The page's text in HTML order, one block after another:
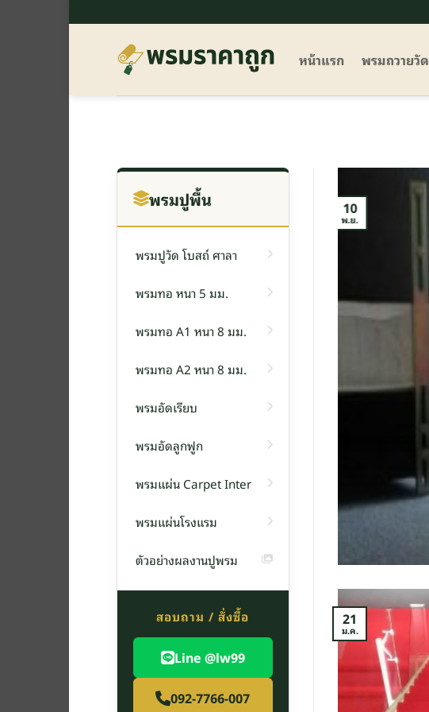
ไป
หน้าแรก พรมถวายวัด
พรมปูพื้น
พรมปูวัด โบสถ์ ศาลา
พรมทอ หนา 5 มม.
พรมทอ A1 หนา 8 มม.
พรมทอ A2 หนา 8 มม.
พรมอัดเรียบ
พรมอัดลูกฟูก
พรมแผ่น Carpet Inter
พรมแผ่นโรงแรม
ตัวอย่างผลงานปูพรม
สอบถาม / สั่งซื้อ
Line @lw99
092-7766-007
10
พ.ย.
หนา 6 มิลลิเมตร
21
ม.ค.